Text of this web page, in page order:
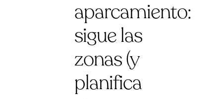
aparcamiento:
sigue las
zonas (y
planifica